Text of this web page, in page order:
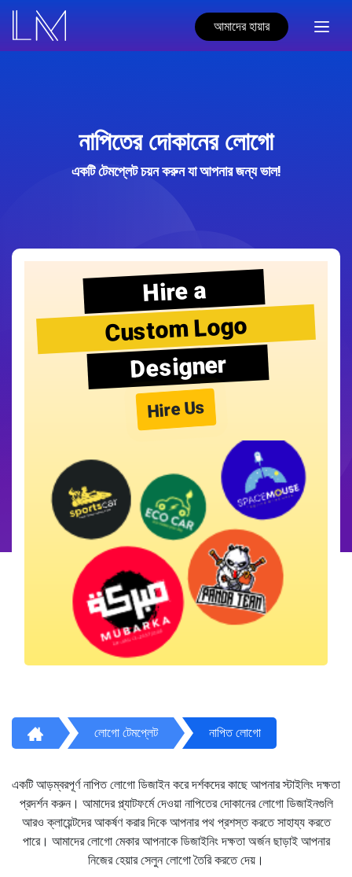
আমাদের হায়ার
নাপিতের দোকানের লোগো
একটি টেমপ্লেট চয়ন করুন যা আপনার জন্য ভাল!
Hire a
Custom Logo
Designer
Hire Us
লোগো টেমপ্লেট নাপিত লোগো
একটি আড়ম্বরপূর্ণ নাপিত লোগো ডিজাইন করে দর্শকদের কাছে আপনার স্টাইলিং দক্ষতা
প্রদর্শন করুন। আমাদের প্ল্যাটফর্মে দেওয়া নাপিতের দোকানের লোগো ডিজাইনগুলি
আরও ক্লায়েন্টদের আকর্ষণ করার দিকে আপনার পথ প্রশস্ত করতে সাহায্য করতে
পারে। আমাদের লোগো মেকার আপনাকে ডিজাইনিং দক্ষতা অর্জন ছাড়াই আপনার
নিজের হেয়ার সেলুন লোগো তৈরি করতে দেয়।